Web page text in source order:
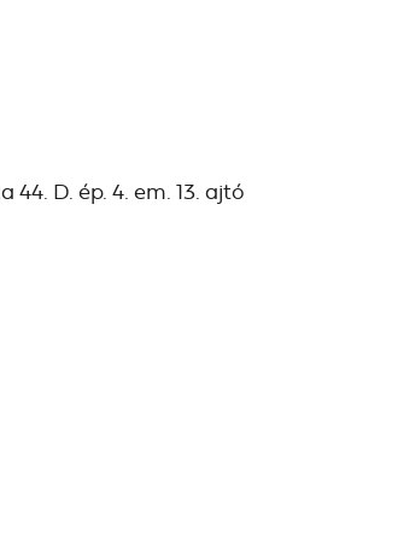
44. D. ép. 4. em. 13. ajtó